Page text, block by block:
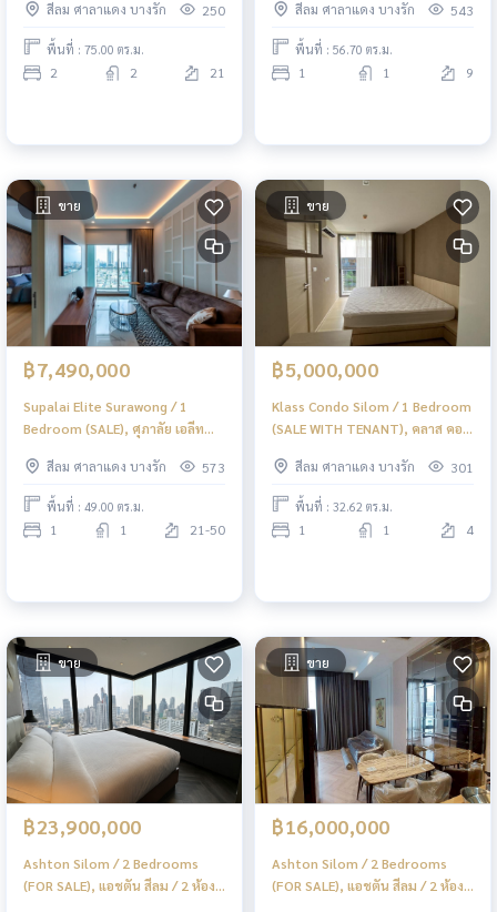
สีลม ศาลาแดง บางรัก
250
พื้นที่ : 75.00 ตร.ม.
2 2 21
สีลม ศาลาแดง บางรัก
543
พื้นที่ : 56.70 ตร.ม.
1 1 9
ขาย
฿7,490,000
Supalai Elite Surawong / 1
Bedroom (SALE), ศุภาลัย เอลีท
สีลม ศาลาแดง บางรัก
573
พื้นที่ : 49.00 ตร.ม.
1 1 21-50
ขาย
฿5,000,000
Klass Condo Silom / 1 Bedroom
(SALE WITH TENANT), คลาส คอน
เช่า) PT046
สีลม ศาลาแดง บางรัก 301
พื้นที่ : 32.62 ตร.ม.
1 1 4
ขาย
฿23,900,000
Ashton Silom / 2 Bedrooms
(FOR SALE), แอชตัน สีลม / 2 ห้อง
ขาย
฿16,000,000
Ashton Silom / 2 Bedrooms
(FOR SALE), แอชตัน สีลม / 2 ห้อง